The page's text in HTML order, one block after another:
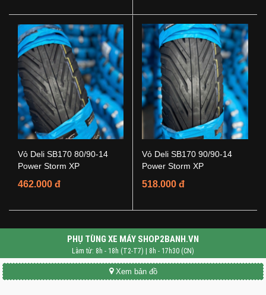
Vỏ Deli SB170 80/90-14
Power Storm XP
462.000 đ
Vỏ Deli SB170 90/90-14
Power Storm XP
518.000 đ
PHỤ TÙNG XE MÁY SHOP2BANH.VN
Làm từ: 8h - 18h (T2-T7) | 8h - 17h30 (CN)
Xem bản đồ